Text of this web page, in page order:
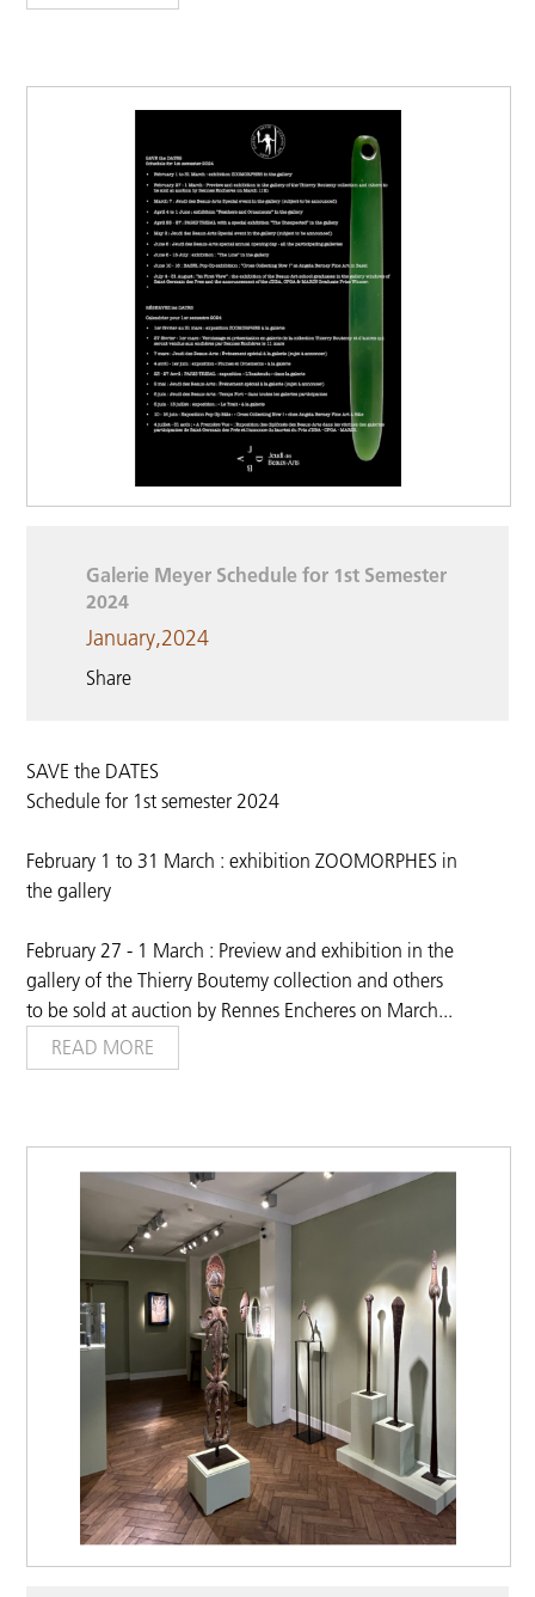
Galerie Meyer Schedule for 1st Semester
2024
January,2024
Share
SAVE the DATES
Schedule for 1st semester 2024
February 1 to 31 March : exhibition ZOOMORPHES in
the gallery
February 27 - 1 March : Preview and exhibition in the
gallery of the Thierry Boutemy collection and others
to be sold at auction by Rennes Encheres on March...
READ MORE